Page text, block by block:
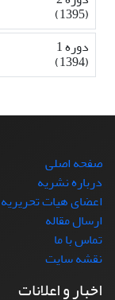
(1395)
دوره 1
(1394)
صفحه اصلی
درباره نشریه
اعضای هیات تحریریه
ارسال مقاله
تماس با ما
نقشه سایت
اخبار و اعلانات